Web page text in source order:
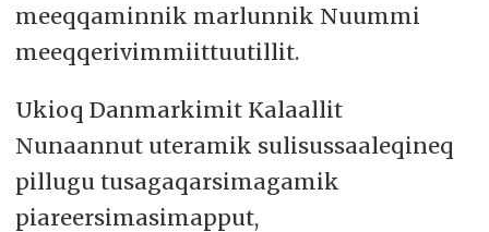
meeqqaminnik marlunnik Nuummi
meeqqerivimmiittuutillit.
Ukioq Danmarkimit Kalaallit
Nunaannut uteramik sulisussaaleqineq
pillugu tusagaqarsimagamik
piareersimasimapput,